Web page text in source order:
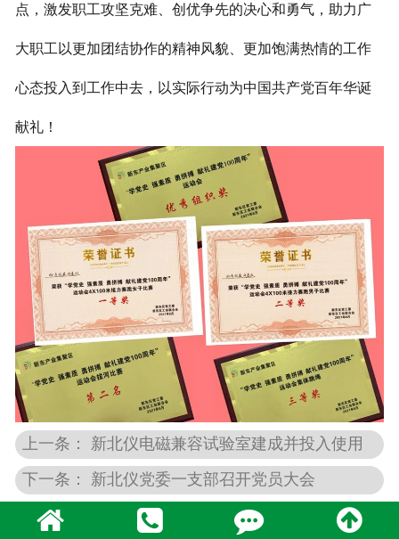
点，激发职工攻坚克难、创优争先的决心和勇气，助力广
大职工以更加团结协作的精神风貌、更加饱满热情的工作
心态投入到工作中去，以实际行动为中国共产党百年华诞
献礼！
上一条： 新北仪电磁兼容试验室建成并投入使用
下一条： 新北仪党委一支部召开党员大会